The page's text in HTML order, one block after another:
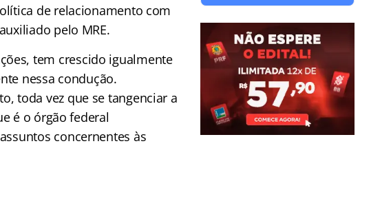
de relacionamento com
pelo MRE.
tem crescido igualmente
nessa condução.
toda vez que se tangenciar a
é o órgão federal
concernentes às